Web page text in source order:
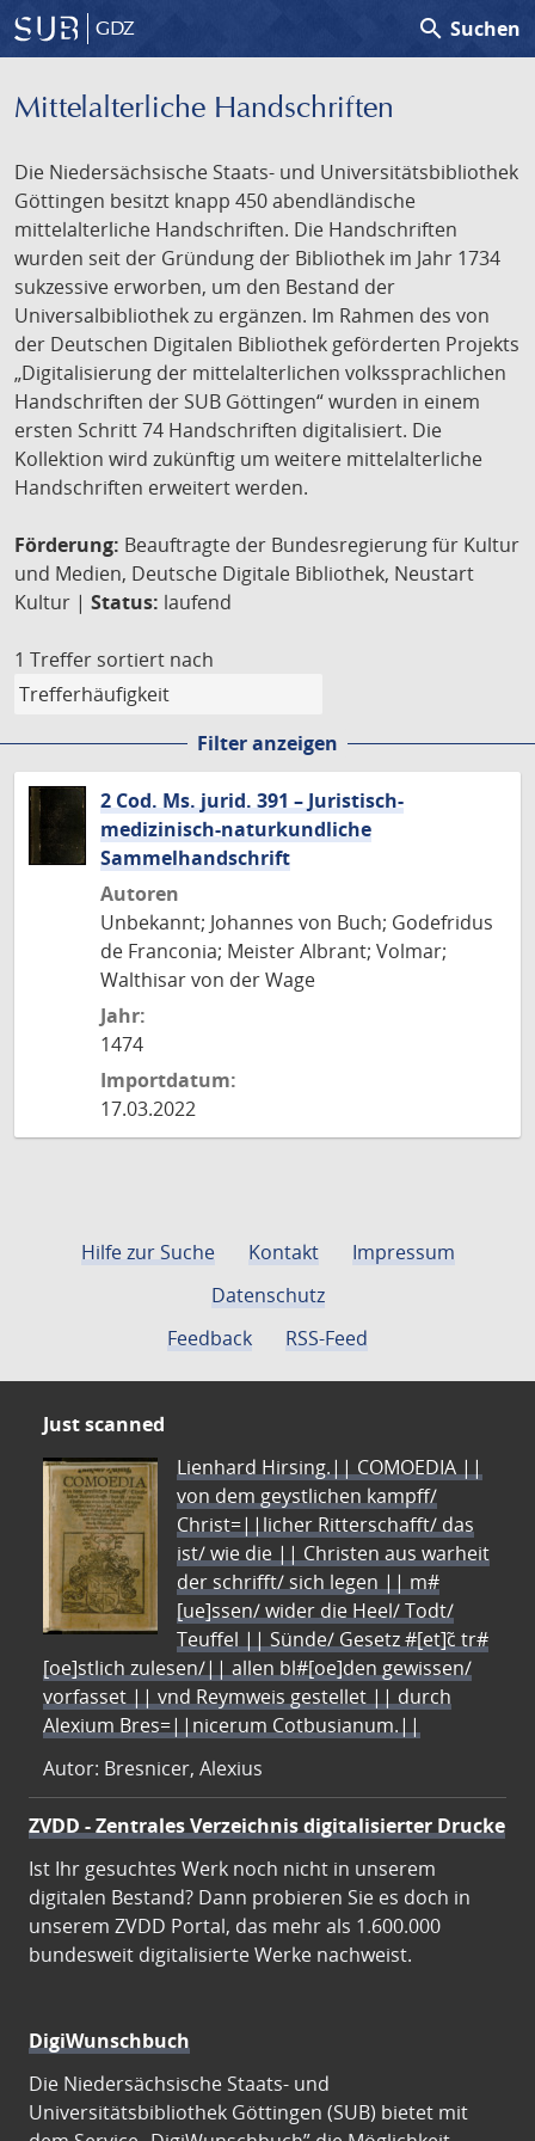
GDZ search Suchen
Mittelalterliche Handschriften
Die Niedersächsische Staats- und Universitätsbibliothek
Göttingen besitzt knapp 450 abendländische
mittelalterliche Handschriften. Die Handschriften
wurden seit der Gründung der Bibliothek im Jahr 1734
sukzessive erworben, um den Bestand der
Universalbibliothek zu ergänzen. Im Rahmen des von
der Deutschen Digitalen Bibliothek geförderten Projekts
„Digitalisierung der mittelalterlichen volkssprachlichen
Handschriften der SUB Göttingen“ wurden in einem
ersten Schritt 74 Handschriften digitalisiert. Die
Kollektion wird zukünftig um weitere mittelalterliche
Handschriften erweitert werden.
Förderung: Beauftragte der Bundesregierung für Kultur
und Medien, Deutsche Digitale Bibliothek, Neustart
Kultur | Status: laufend
1 Treffer sortiert nach
Filter anzeigen
2 Cod. Ms. jurid. 391 – Juristisch-
medizinisch-naturkundliche
Sammelhandschrift
Autoren
Unbekannt; Johannes von Buch; Godefridus
de Franconia; Meister Albrant; Volmar;
Walthisar von der Wage
Jahr:
1474
Importdatum:
17.03.2022
Hilfe zur Suche Kontakt
Impressum
Datenschutz
Feedback
RSS-Feed
Just scanned
Lienhard Hirsing.|| COMOEDIA ||
von dem geystlichen kampff/
Christ=||licher Ritterschafft/ das
ist/ wie die || Christen aus warheit
der schrifft/ sich legen || m#
[ue]ssen/ wider die Heel/ Todt/
Teuffel || Sünde/ Gesetz #[et]c̃ tr#
[oe]stlich zulesen/|| allen bl#[oe]den gewissen/
vorfasset || vnd Reymweis gestellet || durch
Alexium Bres=||nicerum Cotbusianum.||
Autor: Bresnicer, Alexius
ZVDD - Zentrales Verzeichnis digitalisierter Drucke
Ist Ihr gesuchtes Werk noch nicht in unserem
digitalen Bestand? Dann probieren Sie es doch in
unserem ZVDD Portal, das mehr als 1.600.000
bundesweit digitalisierte Werke nachweist.
DigiWunschbuch
Die Niedersächsische Staats- und
Universitätsbibliothek Göttingen (SUB) bietet mit